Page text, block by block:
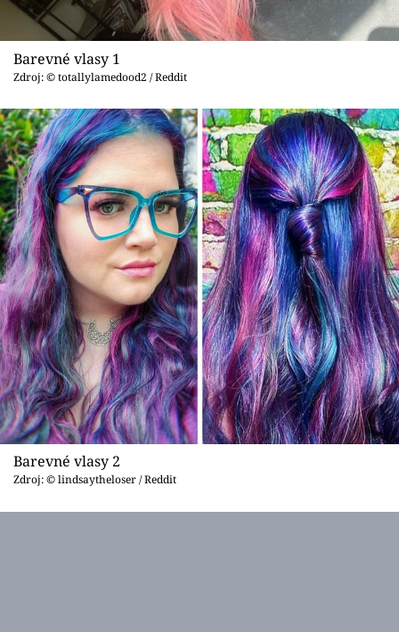
Videa
Sledujte prima+
Přihlášení
Sledujte nás
Barevné vlasy 1
Zdroj: © totallylamedood2 / Reddit
Barevné vlasy 2
Zdroj: © lindsaytheloser / Reddit